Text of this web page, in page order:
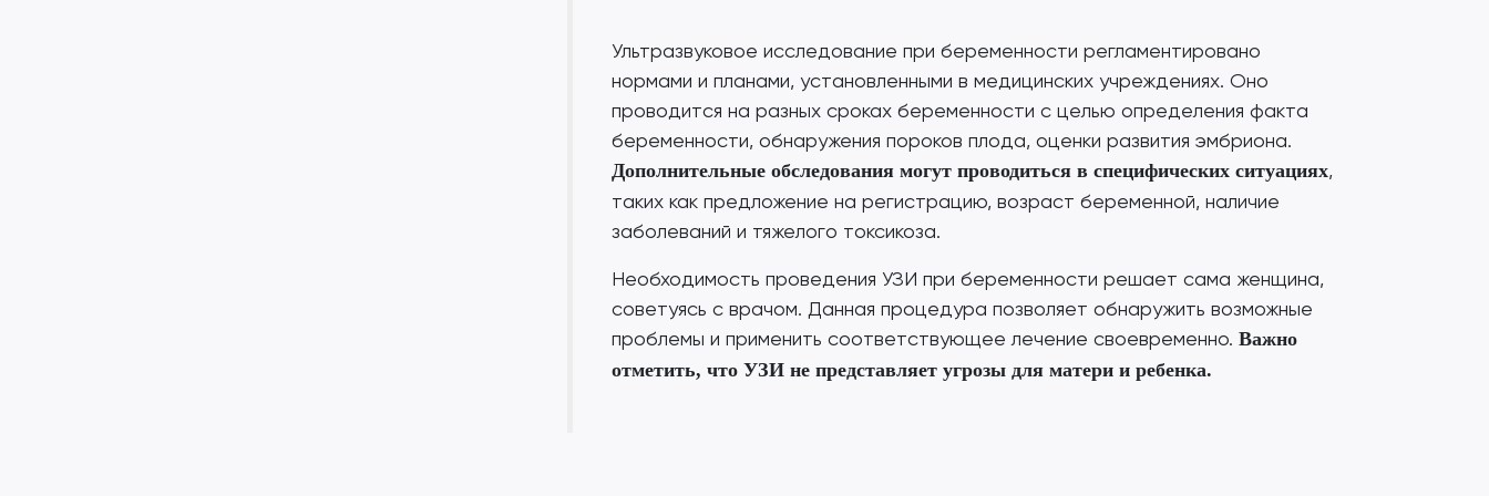
Ультразвуковое исследование при беременности регламентировано
нормами и планами, установленными в медицинских учреждениях. Оно
проводится на разных сроках беременности с целью определения факта
беременности, обнаружения пороков плода, оценки развития эмбриона.
Дополнительные обследования могут проводиться в специфических ситуациях,
таких как предложение на регистрацию, возраст беременной, наличие
заболеваний и тяжелого токсикоза.
Необходимость проведения УЗИ при беременности решает сама женщина,
советуясь с врачом. Данная процедура позволяет обнаружить возможные
проблемы и применить соответствующее лечение своевременно. Важно
отметить, что УЗИ не представляет угрозы для матери и ребенка.